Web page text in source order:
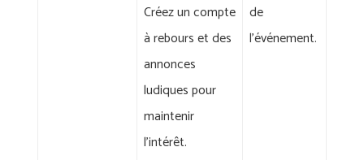
Créez un compte
à rebours et des
annonces
ludiques pour
maintenir
l'intérêt.
de
l'événement.